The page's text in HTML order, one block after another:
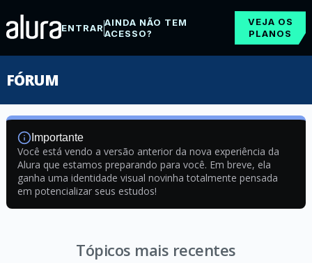
ENTRARAINDA NÃO TEM
ACESSO?
VEJA OS
PLANOS
FÓRUM
Importante
Você está vendo a versão anterior da nova experiência da
Alura que estamos preparando para você. Em breve, ela
ganha uma identidade visual novinha totalmente pensada
em potencializar seus estudos!
Tópicos mais recentes